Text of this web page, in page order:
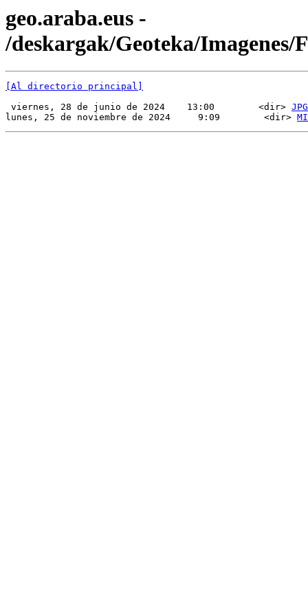
geo.araba.eus -
/deskargak/Geoteka/Imagenes/
[Al directorio principal]
viernes, 28 de junio de 2024    13:00        <dir> JPG
lunes, 25 de noviembre de 2024     9:09        <dir>